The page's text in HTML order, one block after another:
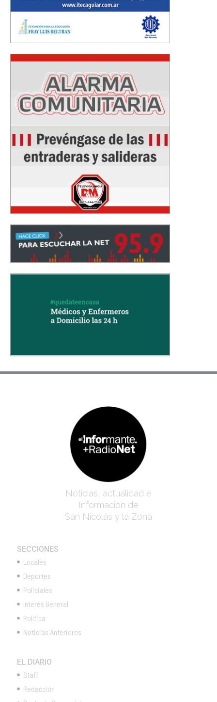
Noticias, actualidad e
Información de
San Nicolás y la Zona
SECCIONES
Locales
Deportes
Policiales
Interés General
Política
Noticias Anteriores
EL DIARIO
Staff
Redacción